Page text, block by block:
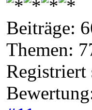
Beiträge:
Themen:
Registriert